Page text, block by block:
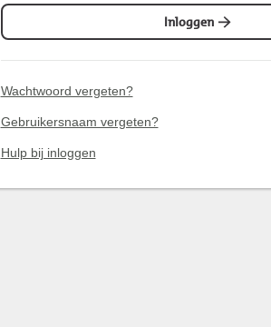
Inloggen
Wachtwoord vergeten?
Gebruikersnaam vergeten?
Hulp bij inloggen